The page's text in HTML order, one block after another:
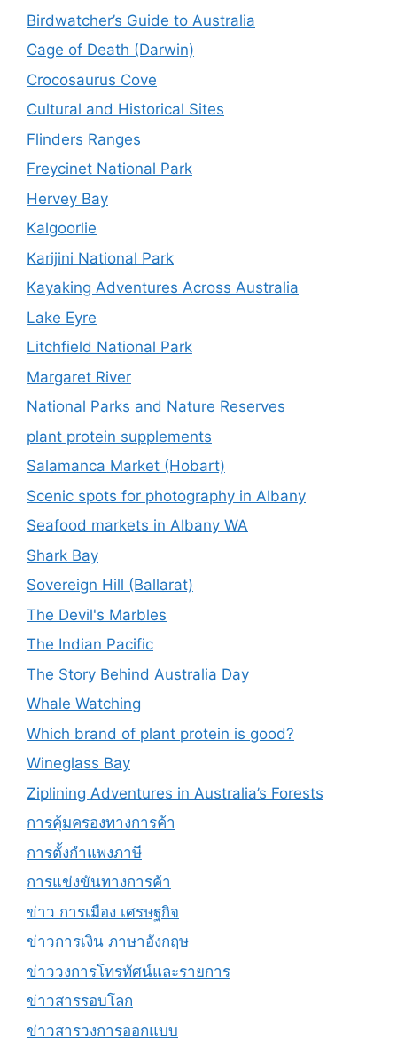
Birdwatcher’s Guide to Australia
Cage of Death (Darwin)
Crocosaurus Cove
Cultural and Historical Sites
Flinders Ranges
Freycinet National Park
Hervey Bay
Kalgoorlie
Karijini National Park
Kayaking Adventures Across Australia
Lake Eyre
Litchfield National Park
Margaret River
National Parks and Nature Reserves
plant protein supplements
Salamanca Market (Hobart)
Scenic spots for photography in Albany
Seafood markets in Albany WA
Shark Bay
Sovereign Hill (Ballarat)
The Devil's Marbles
The Indian Pacific
The Story Behind Australia Day
Whale Watching
Which brand of plant protein is good?
Wineglass Bay
Ziplining Adventures in Australia’s Forests
การคุ้มครองทางการค้า
การตั้งกำแพงภาษี
การแข่งขันทางการค้า
ข่าว การเมือง เศรษฐกิจ
ข่าวการเงิน ภาษาอังกฤษ
ข่าววงการโทรทัศน์และรายการ
ข่าวสารรอบโลก
ข่าวสารวงการออกแบบ